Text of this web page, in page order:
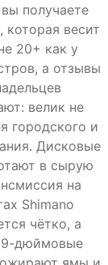
получаете
весит
20+ как у
а отзывы
велик не
городского и
Дисковые
в сырую
на
Shimano
чётко, а
дюймовые